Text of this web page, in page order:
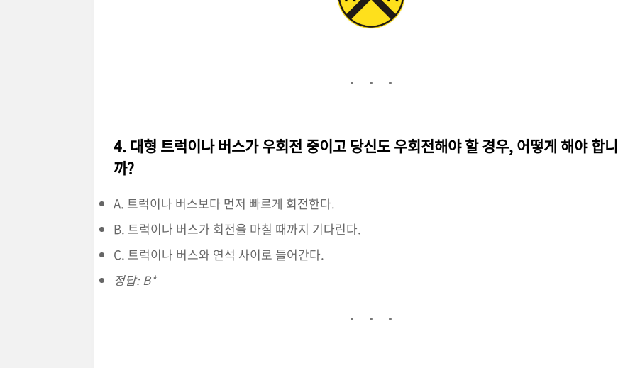
4. 대형 트럭이나 버스가 우회전 중이고 당신도 우회전해야 할 경우, 어떻게 해야 합니
까?
A. 트럭이나 버스보다 먼저 빠르게 회전한다.
B. 트럭이나 버스가 회전을 마칠 때까지 기다린다.
C. 트럭이나 버스와 연석 사이로 들어간다.
정답: B*